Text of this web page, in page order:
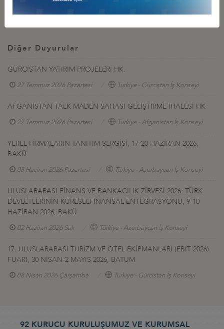
Diğer Duyurular
GÜRCİSTAN YATIRIM PROJELERİ HK.
27 Temmuz 2026 Pazartesi Türkiye - Gürcistan İş Konseyi
AFGANİSTAN TALK MADEN SAHASI GELİŞTİRME İHALESİ HK
27 Temmuz 2026 Pazartesi Türkiye - Afganistan İş Konseyi
YEREL FİRMALARIN TANITIM SERGİSİ, 17-20 HAZİRAN 2026,
BAKÜ
08 Haziran 2026 Pazartesi Türkiye - Azerbaycan İş Konseyi
ULUSLARARASI FİNANS VE BANKACILIK ZİRVESİ 2026: TÜRK
DEVLETLERİNİN KÜRESELFİNANSAL ENTEGRASYONU, 9-10
HAZİRAN 2026, BAKÜ
02 Haziran 2026 Salı Türkiye - Azerbaycan İş Konseyi
17. ULUSLARARASI TURİZM VE OTEL EKİPMANLARI (EBIT 2026)
FUARI, 30 NİSAN-2 MAYIS 2026, BATUM
08 Nisan 2026 Çarşamba Türkiye - Gürcistan İş Konseyi
92 KURUCU KURULUŞUMUZ VE KURUMSAL